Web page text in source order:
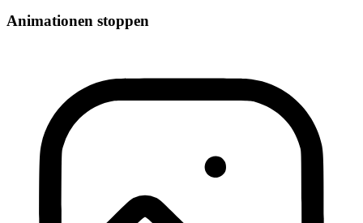
Animationen stoppen